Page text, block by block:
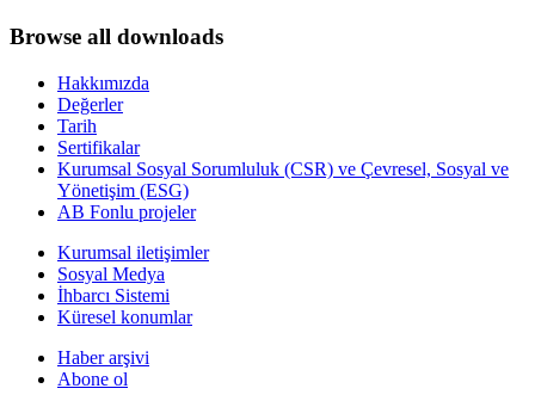
Browse all downloads
Hakkımızda
Değerler
Tarih
Sertifikalar
Kurumsal Sosyal Sorumluluk (CSR) ve Çevresel, Sosyal ve
Yönetişim (ESG)
AB Fonlu projeler
Kurumsal iletişimler
Sosyal Medya
İhbarcı Sistemi
Küresel konumlar
Haber arşivi
Abone ol